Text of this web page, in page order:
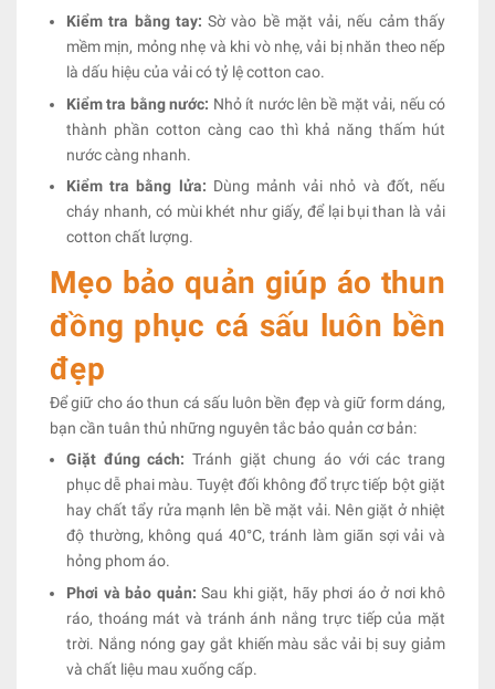
Kiểm tra bằng tay: Sờ vào bề mặt vải, nếu cảm thấy
mềm mịn, mỏng nhẹ và khi vò nhẹ, vải bị nhăn theo nếp
là dấu hiệu của vải có tỷ lệ cotton cao.
Kiểm tra bằng nước: Nhỏ ít nước lên bề mặt vải, nếu có
thành phần cotton càng cao thì khả năng thấm hút
nước càng nhanh.
Kiểm tra bằng lửa: Dùng mảnh vải nhỏ và đốt, nếu
cháy nhanh, có mùi khét như giấy, để lại bụi than là vải
cotton chất lượng.
Mẹo bảo quản giúp áo thun
đồng phục cá sấu luôn bền
đẹp
Để giữ cho áo thun cá sấu luôn bền đẹp và giữ form dáng,
bạn cần tuân thủ những nguyên tắc bảo quản cơ bản:
Giặt đúng cách: Tránh giặt chung áo với các trang
phục dễ phai màu. Tuyệt đối không đổ trực tiếp bột giặt
hay chất tẩy rửa mạnh lên bề mặt vải. Nên giặt ở nhiệt
độ thường, không quá 40°C, tránh làm giãn sợi vải và
hỏng phom áo.
Phơi và bảo quản: Sau khi giặt, hãy phơi áo ở nơi khô
ráo, thoáng mát và tránh ánh nắng trực tiếp của mặt
trời. Nắng nóng gay gắt khiến màu sắc vải bị suy giảm
và chất liệu mau xuống cấp.